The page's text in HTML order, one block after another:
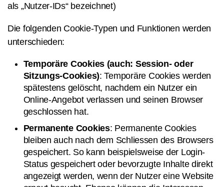
als „Nutzer-IDs“ bezeichnet)
Die folgenden Cookie-Typen und Funktionen werden
unterschieden:
Temporäre Cookies (auch: Session- oder
Sitzungs-Cookies): Temporäre Cookies werden
spätestens gelöscht, nachdem ein Nutzer ein
Online-Angebot verlassen und seinen Browser
geschlossen hat.
Permanente Cookies: Permanente Cookies
bleiben auch nach dem Schliessen des Browsers
gespeichert. So kann beispielsweise der Login-
Status gespeichert oder bevorzugte Inhalte direkt
angezeigt werden, wenn der Nutzer eine Website